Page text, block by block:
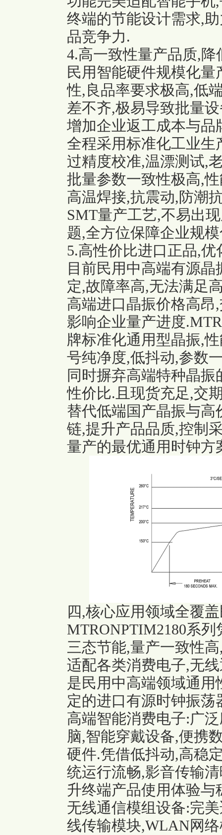
终端的节能设计需求,
品竞争力.
4.高一致性量产品质,降
民用智能硬件规模化
性,良品率要求极高,低
差不齐,极易导致批量
增加企业返工成本与品
全程采用标准化工业
过精度校准,温漂测试,
批量参数一致性极高,
高温焊接,抗震动,防潮
SMT量产工艺,不易出
题,全方位保障企业规
5.高性价比进口正品,
目前民用中高端有源
定,故障率高,无法满足
高端进口晶振价格高
影响企业量产进度
牌标准化通用型晶振,
号纯净度,低抖动,参数
同时摒弃高端特种晶
性价比.且现货充足,交
替代低端国产晶振与
链,提升产品品质,控制
量产的最优通用时钟方
四,核心应用领域全覆
MTRONPTIM2180系
三态节能,量产一致性
适配各类消费电子,无
是民用中高端领域通
定的进口有源时钟振
高端智能消费电子:广
脑,智能穿戴设备,便携
硬件.凭借低抖动,高稳
统运行流畅,影音传输
升终端产品使用体验与
无线通信模组设备:完
线传输模块,WLAN网